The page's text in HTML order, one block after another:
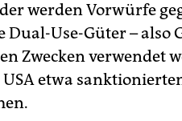
werden Vorwürfe
Dual-Use-Güter – also
Zwecken verwendet
etwa